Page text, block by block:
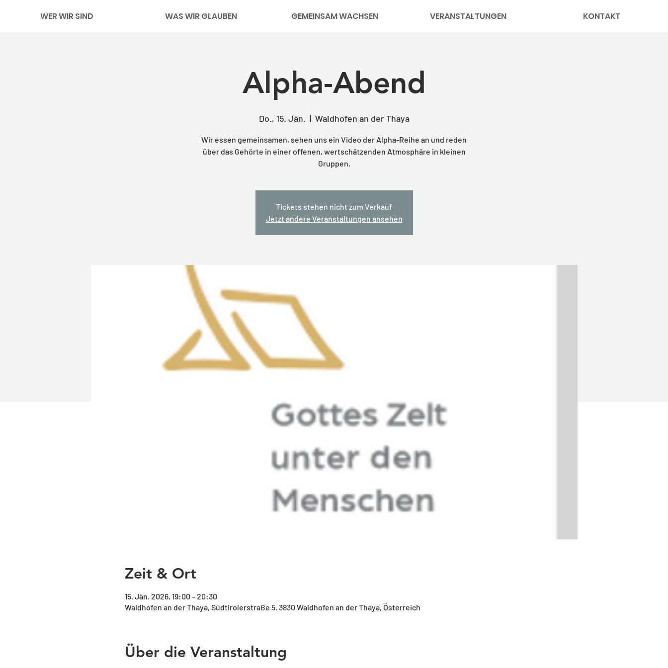
WER WIR SIND WAS WIR GLAUBEN GEMEINSAM WACHSEN VERANSTALTUNGEN KONTAKT
Alpha-Abend
Do., 15. Jän.
  |
Waidhofen an der Thaya
Wir essen gemeinsamen, sehen uns ein Video der Alpha-Reihe an und reden
über das Gehörte in einer offenen, wertschätzenden Atmosphäre in kleinen
Gruppen.
Tickets stehen nicht zum Verkauf
Jetzt andere Veranstaltungen ansehen
Zeit & Ort
15. Jän. 2026, 19:00 – 20:30
Waidhofen an der Thaya, Südtirolerstraße 5, 3830 Waidhofen an der Thaya, Österreich
Über die Veranstaltung